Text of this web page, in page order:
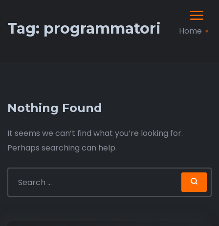
Tag: programmatori Home
Nothing Found
It seems we can’t find what you’re looking for.
Perhaps searching can help.